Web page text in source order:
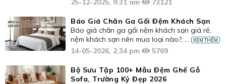
25-12-2025, 9:31 am 73121
Báo Giá Chăn Ga Gối Đệm Khách Sạn
Báo giá chăn ga gối nệm khách sạn giá rẻ,
nệm khách sạn nên mua loại nào?, ...
XEM THÊM
14-05-2026, 2:34 pm 5769
Bộ Sưu Tập 100+ Mẫu Đệm Ghế Gỗ
Sofa, Trường Kỷ Đẹp 2026